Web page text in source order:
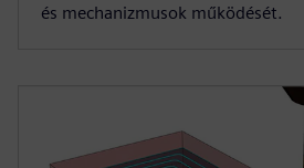
és mechanizmusok működését.